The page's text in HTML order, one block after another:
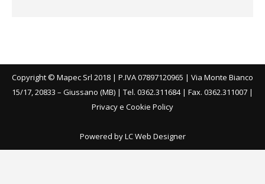
Copyright © Mapec Srl 2018 | P.IVA 07897120965 | Via Monte Bianco
15/17, 20833 – Giussano (MB) | Tel. 0362.311684 | Fax. 0362.311007 |
Privacy e Cookie Policy
Powered by LC Web Designer